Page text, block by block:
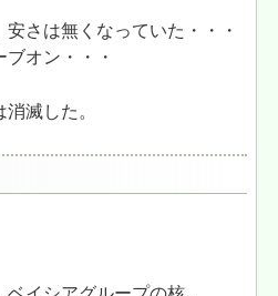
さは無くなっていた・・・
オン・・・
滅した。